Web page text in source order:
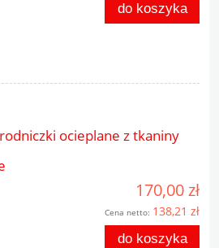
do koszyka
ocieplane z tkaniny
170,00 zł
Cena netto: 138,21 zł
do koszyka